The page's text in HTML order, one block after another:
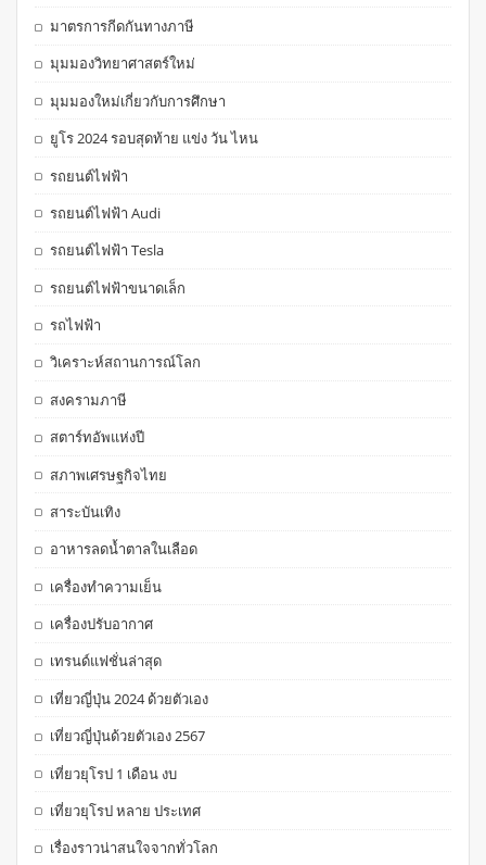
มาตรการกีดกันทางภาษี
มุมมองวิทยาศาสตร์ใหม่
มุมมองใหม่เกี่ยวกับการศึกษา
ยูโร 2024 รอบสุดท้าย แข่ง วัน ไหน
รถยนต์ไฟฟ้า
รถยนต์ไฟฟ้า Audi
รถยนต์ไฟฟ้า Tesla
รถยนต์ไฟฟ้าขนาดเล็ก
รถไฟฟ้า
วิเคราะห์สถานการณ์โลก
สงครามภาษี
สตาร์ทอัพแห่งปี
สภาพเศรษฐกิจไทย
สาระบันเทิง
อาหารลดน้ำตาลในเลือด
เครื่องทำความเย็น
เครื่องปรับอากาศ
เทรนด์แฟชั่นล่าสุด
เที่ยวญี่ปุ่น 2024 ด้วยตัวเอง
เที่ยวญี่ปุ่นด้วยตัวเอง 2567
เที่ยวยุโรป 1 เดือน งบ
เที่ยวยุโรป หลาย ประเทศ
เรื่องราวน่าสนใจจากทั่วโลก